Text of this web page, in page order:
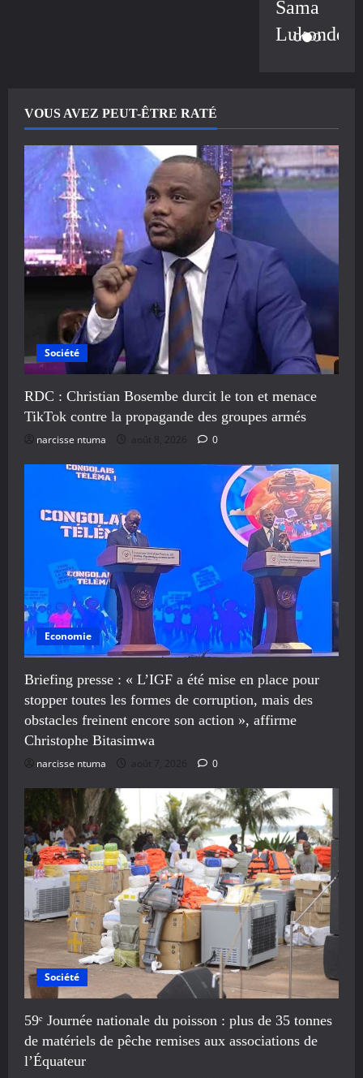
Sama
Lukonde
VOUS AVEZ PEUT-ÊTRE RATÉ
Société
RDC : Christian Bosembe durcit le ton et menace
TikTok contre la propagande des groupes armés
narcisse ntuma août 8, 2026 0
Economie
Briefing presse : « L’IGF a été mise en place pour
stopper toutes les formes de corruption, mais des
obstacles freinent encore son action », affirme
Christophe Bitasimwa
narcisse ntuma août 7, 2026 0
Société
59ᵉ Journée nationale du poisson : plus de 35 tonnes
de matériels de pêche remises aux associations de
l’Équateur